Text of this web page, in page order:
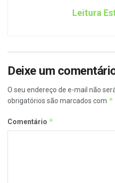
Leitura
Deixe um
O seu endereço de e-mail não
obrigatórios são marcados com *
Comentário *